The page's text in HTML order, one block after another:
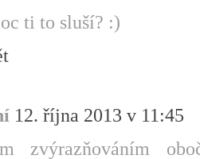
ti to sluší? :)
12. října 2013 v 11:45
zvýrazňováním